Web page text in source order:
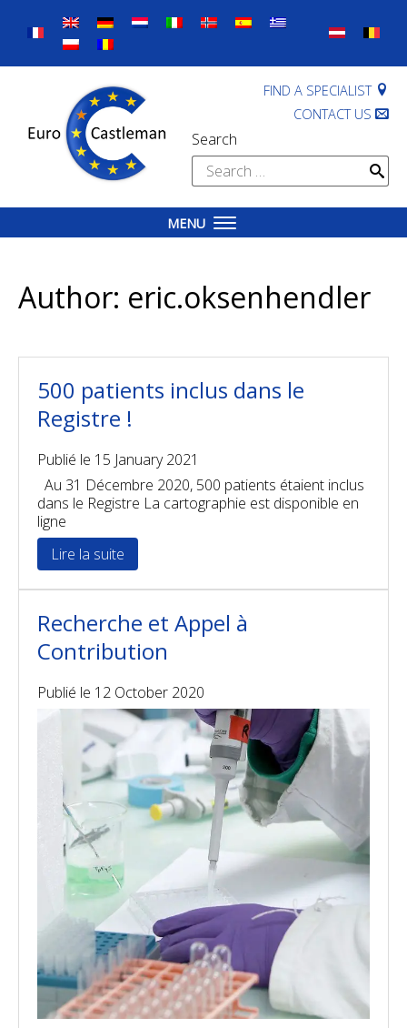
content
FIND A SPECIALIST
CONTACT US
Search
Search
for:
MENU
Author: eric.oksenhendler
500 patients inclus dans le
Registre !
Publié le 15 January 2021
Au 31 Décembre 2020, 500 patients étaient inclus
dans le Registre La cartographie est disponible en
ligne
Lire la suite
Recherche et Appel à
Contribution
Publié le 12 October 2020